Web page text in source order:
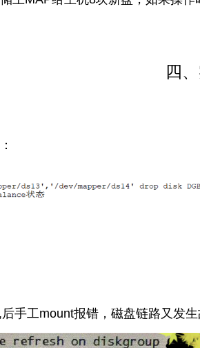
四
手工mount报错，磁盘链路又发生